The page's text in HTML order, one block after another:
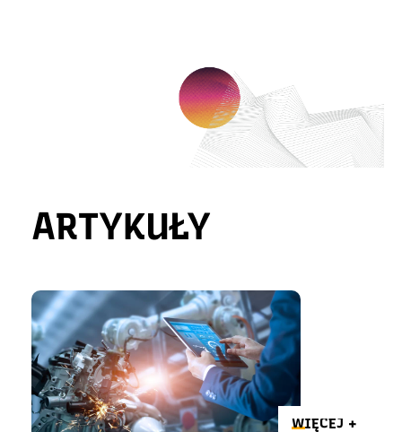
ARTYKUŁY
WIĘCEJ +